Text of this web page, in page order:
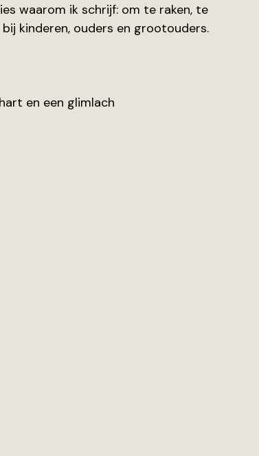
waarom ik schrijf: om te raken, te
kinderen, ouders en grootouders.
en een glimlach